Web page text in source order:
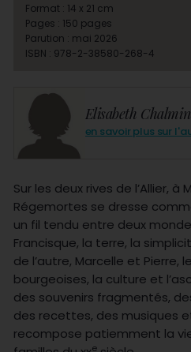
Elisabeth
en savoir plus sur
Sur les deux rives de l’Allier, à
Régemortes se dresse
un fil tendu entre deux
Francisque, la terre, la
de l’autre, Marcelle et Pierre,
bourgeoises, la culture et
des souvenirs fragmentés,
des recettes, des musiques
recompose patiemment la
e
Format : 14 x 21 cm
Pages : 150 pages
Parution : mai 2026
ISBN : 978-2-38580-268-4